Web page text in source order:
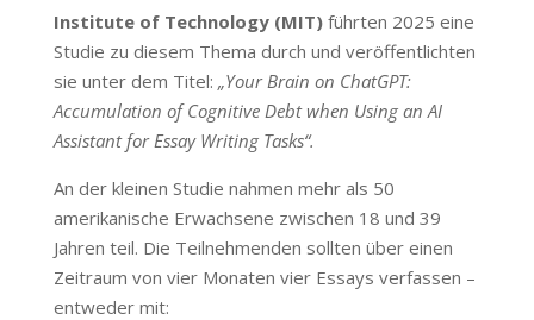
Institute of Technology (MIT)führten 2025 eine
Studie zu diesem Thema durch und veröffentlichten
sie unter dem Titel: „Your Brain on ChatGPT:
Accumulation of Cognitive Debt when Using an AI
Assistant for Essay Writing Tasks“.
An der kleinen Studie nahmen mehr als 50
amerikanische Erwachsene zwischen 18 und 39
Jahren teil. Die Teilnehmenden sollten über einen
Zeitraum von vier Monaten vier Essays verfassen –
entweder mit: